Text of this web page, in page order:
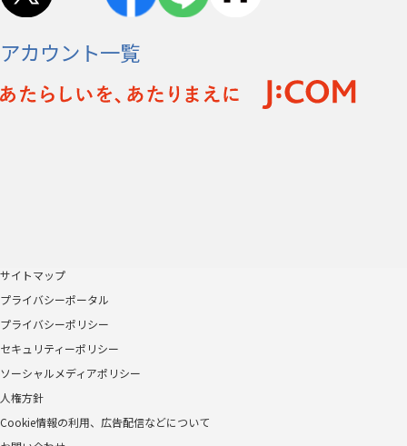
アカウント一覧
サイトマップ
プライバシーポータル
プライバシーポリシー
セキュリティーポリシー
ソーシャルメディアポリシー
人権方針
Cookie情報の利用、広告配信などについて